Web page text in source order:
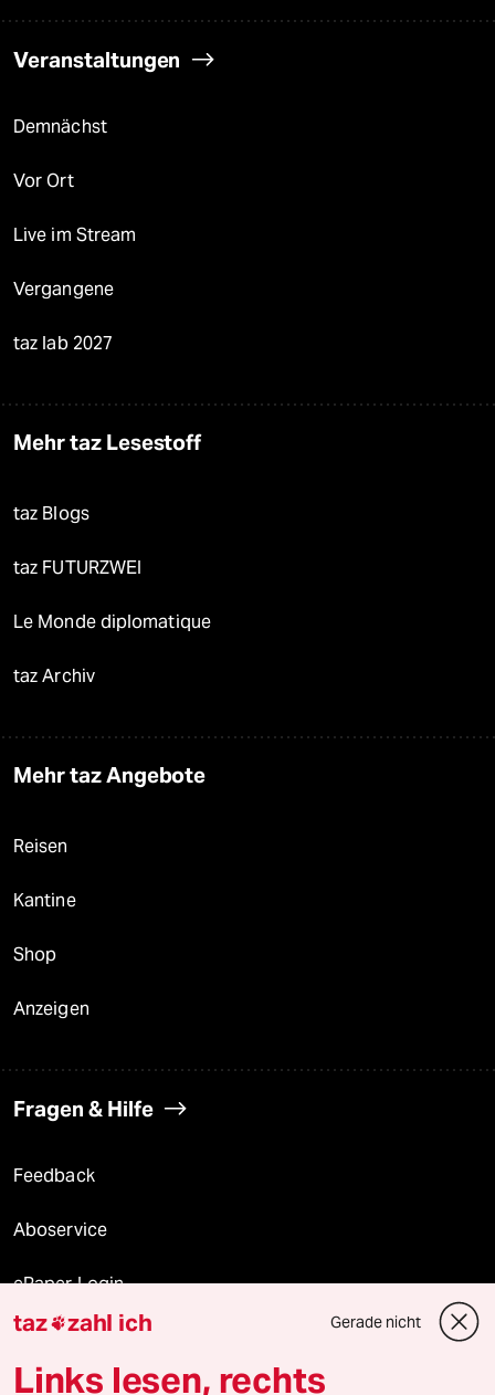
Veranstaltungen
Demnächst
Vor Ort
Live im Stream
Vergangene
taz lab 2027
Mehr taz Lesestoff
taz Blogs
taz FUTURZWEI
Le Monde diplomatique
taz Archiv
Mehr taz Angebote
Reisen
Kantine
Shop
Anzeigen
Fragen & Hilfe
Feedback
Aboservice
ePaper Login
Downloads für Abonnierende
taz zahl ich Gerade nicht
Links lesen, rechts